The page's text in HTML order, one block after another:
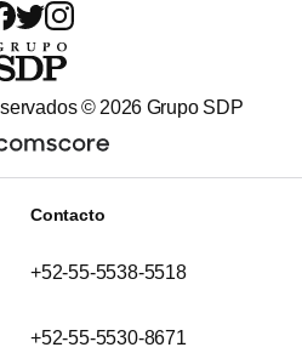
©2026 Grupo SDP
Contacto
+52-55-5538-5518
+52-55-5530-8671